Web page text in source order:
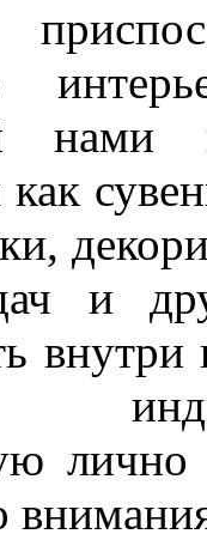
нами
как
и
внутри